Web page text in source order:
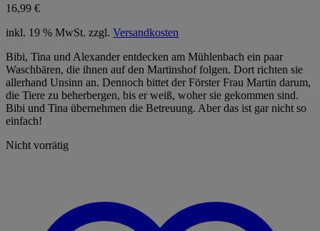
16,99 €
inkl. 19 % MwSt. zzgl. Versandkosten
Bibi, Tina und Alexander entdecken am Mühlenbach ein paar
Waschbären, die ihnen auf den Martinshof folgen. Dort richten sie
allerhand Unsinn an. Dennoch bittet der Förster Frau Martin darum,
die Tiere zu beherbergen, bis er weiß, woher sie gekommen sind.
Bibi und Tina übernehmen die Betreuung. Aber das ist gar nicht so
einfach!
Nicht vorrätig